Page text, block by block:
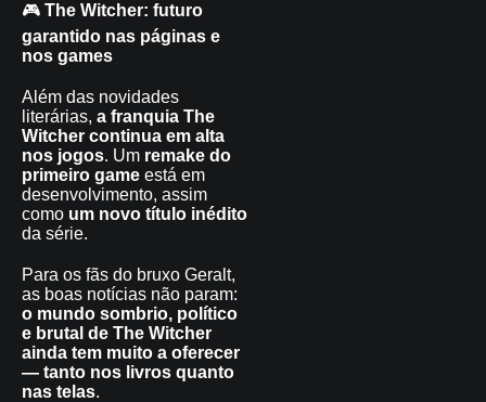
🎮 The Witcher: futuro
garantido nas páginas e
nos games
Além das novidades
literárias, a franquia The
Witcher continua em alta
nos jogos. Um remake do
primeiro game está em
desenvolvimento, assim
como um novo título inédito
da série.
Para os fãs do bruxo Geralt,
as boas notícias não param:
o mundo sombrio, político
e brutal de The Witcher
ainda tem muito a oferecer
— tanto nos livros quanto
nas telas.